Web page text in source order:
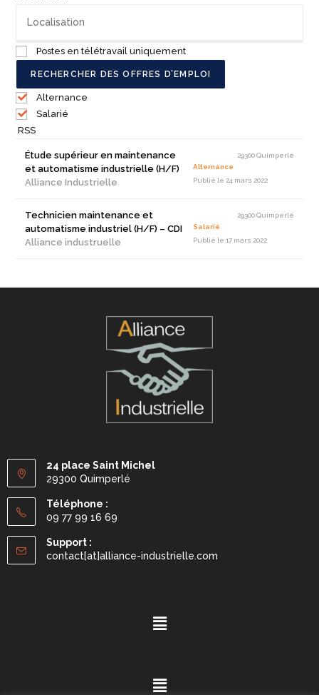
Postes en télétravail uniquement
Alternance
Salarié
RSS
Étude supérieur en maintenance
et automatisme industrielle (H/F)
Alliance Industrielle
29300 Quimperlé
Alternance
Publié le 24 mars 2022
Technicien maintenance et
automatisme industriel (H/F) – CDI
Alliance industruelle
29300 Quimperlé
Salarié
Publié le 17 mars 2022
24 place Saint Michel
29300 Quimperlé
Téléphone :
09 77 99 16 69
Support :
contact[at]alliance-industrielle.com